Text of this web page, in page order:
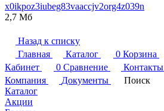
x0ikpoz3iubeg83vaaccjv2org4z039n
2,7 Мб
Назад к списку
Главная
Каталог 0 Корзина
Кабинет
0 Сравнение Контакты
Компания
Документы
Поиск
Каталог
Акции